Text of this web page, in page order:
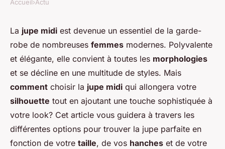
Comment choisir des jupes
midi qui allongent la
silhouette pour un look
sophistiqué?
Alix•19 juin 2024 •5 min de lecture
Accueil›Actu
La jupe midi est devenue un essentiel de la garde-
robe de nombreuses femmes modernes. Polyvalente
et élégante, elle convient à toutes les morphologies
et se décline en une multitude de styles. Mais
comment choisir la jupe midi qui allongera votre
silhouette tout en ajoutant une touche sophistiquée à
votre look? Cet article vous guidera à travers les
différentes options pour trouver la jupe parfaite en
fonction de votre taille, de vos hanches et de votre